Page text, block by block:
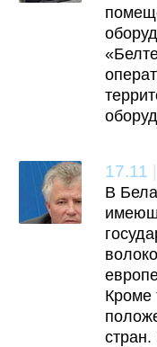
17.11 |
В
Кроме
стран.